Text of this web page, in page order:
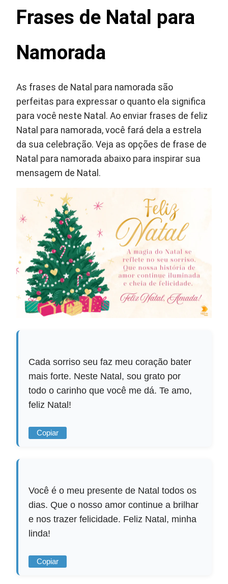
Frases de Natal para
Namorada
As frases de Natal para namorada são
perfeitas para expressar o quanto ela significa
para você neste Natal. Ao enviar frases de feliz
Natal para namorada, você fará dela a estrela
da sua celebração. Veja as opções de frase de
Natal para namorada abaixo para inspirar sua
mensagem de Natal.
Cada sorriso seu faz meu coração bater
mais forte. Neste Natal, sou grato por
todo o carinho que você me dá. Te amo,
feliz Natal!
Copiar
Você é o meu presente de Natal todos os
dias. Que o nosso amor continue a brilhar
e nos trazer felicidade. Feliz Natal, minha
linda!
Copiar